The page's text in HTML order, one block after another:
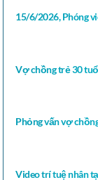
15/6/2026, Phóng
Vợ chồng trẻ 30
Phỏng vấn vợ
Video trí tuệ nhân